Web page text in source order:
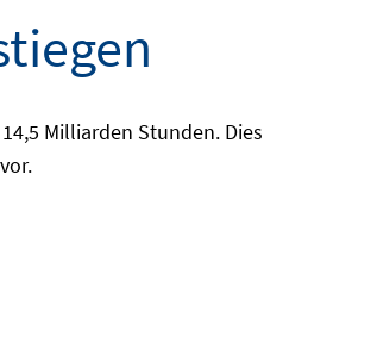
Milliarden Stunden. Dies